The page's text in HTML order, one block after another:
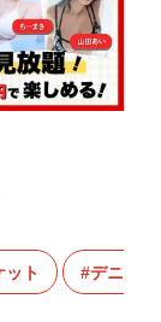
ット デニム